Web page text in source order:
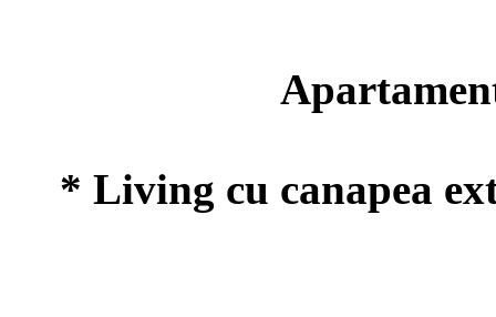
* Living cu canapea